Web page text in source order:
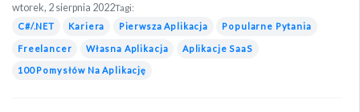
wtorek, 2 sierpnia 2022Tagi:
C#/.NET Kariera Pierwsza Aplikacja Popularne Pytania
Freelancer Własna Aplikacja Aplikacje SaaS
100 Pomysłów Na Aplikację